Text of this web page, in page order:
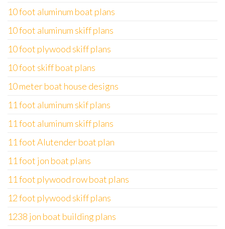
10 foot aluminum boat plans
10 foot aluminum skiff plans
10 foot plywood skiff plans
10 foot skiff boat plans
10 meter boat house designs
11 foot aluminum skif plans
11 foot aluminum skiff plans
11 foot Alutender boat plan
11 foot jon boat plans
11 foot plywood row boat plans
12 foot plywood skiff plans
1238 jon boat building plans